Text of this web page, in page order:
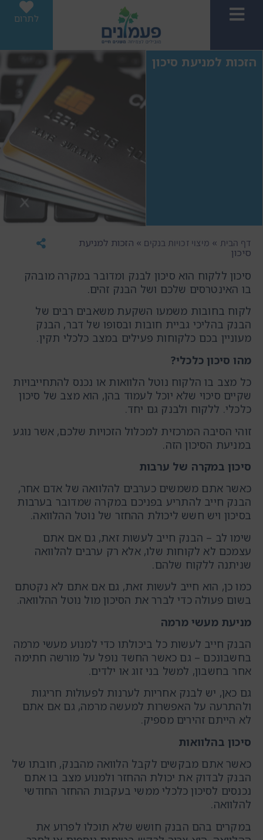
לתרום
הזכות למניעת סיכון
דף הבית » מיצוי זכויות בנקים » הזכות למניעת
סיכון
סיכון ללקוח הוא סיכון לבנק ומדובר במקרה מובהק
בו האינטרסים שלכם ושל הבנק זהים.
לקוח בחובות משמעו השקעת משאבים רבים של
הבנק בהליכי גביית חובות ובסופו של דבר, הבנק
מעוניין בכם כלקוחות פעילים במצב כלכלי תקין.
מהו סיכון כלכלי?
כל מצב בו הלקוח נוטל הלוואות או נכנס להתחייבויות
שקיים סיכוי שלא יוכל לעמוד בהן, הוא מצב של סיכון
כלכלי. ללקוח ולבנק גם יחד.
זוהי הסיבה המרכזית למכלול הזכויות שלכם, אשר נוגע
במניעת הסיכון הזה.
סיכון במקרה של ערבות
כאשר אתם משמשים כערבים להלוואה של אדם אחר,
הבנק חייב להתריע בפניכם במקרה שמדובר בערבות
בסיכון ויש חשש ליכולת ההחזר של נוטל ההלוואה.
שימו לב – הבנק חייב לעשות זאת, גם אם אתם
עצמכם לא לקוחות שלו, אלא רק ערבים להלוואה
שניתנה ללקוח שלהם.
כמו כן, הוא חייב לעשות זאת, גם אם אתם לא נקטתם
בשום פעולה כדי לברר את הסיכון מול נוטל ההלוואה.
מניעת מעשי מרמה
הבנק חייב לעשות כל ביכולתו כדי למנוע מעשי מרמה
בחשבונכם – גם כאשר החשד נופל על מורשה חתימה
אחר בחשבון, למשל בני זוג או ילדים.
גם כאן, יש לבנק אחריות לערנות לפעולות חריגות
ולהתרעה על האפשרות למעשה מרמה, גם אם אתם
לא הייתם זהירים מספיק.
סיכון בהלוואות
כאשר אתם מבקשים לקבל הלוואה מהבנק, חובתו של
הבנק לבדוק את יכולת ההחזר ולמנוע מצב בו אתם
נכנסים לסיכון כלכלי ממשי בעקבות ההחזר החודשי
להלוואה.
במקרים בהם הבנק חושש שלא תוכלו לפרוע את